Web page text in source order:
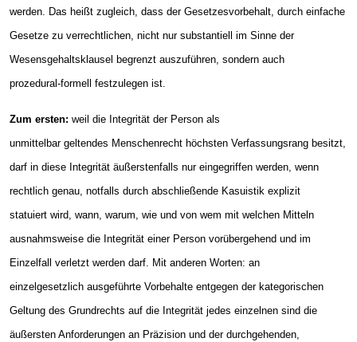
werden. Das heißt zugleich, dass der Gesetzesvorbehalt, durch einfache
Gesetze zu verrechtlichen, nicht nur substantiell im Sinne der
Wesensgehaltsklausel begrenzt auszuführen, sondern auch
prozedural-formell festzulegen ist.
Zum ersten: weil die Integrität der Person als
unmittelbar geltendes Menschenrecht höchsten Verfassungsrang besitzt,
darf in diese Integrität äußerstenfalls nur eingegriffen werden, wenn
rechtlich genau, notfalls durch abschließende Kasuistik explizit
statuiert wird, wann, warum, wie und von wem mit welchen Mitteln
ausnahmsweise die Integrität einer Person vorübergehend und im
Einzelfall verletzt werden darf. Mit anderen Worten: an
einzelgesetzlich ausgeführte Vorbehalte entgegen der kategorischen
Geltung des Grundrechts auf die Integrität jedes einzelnen sind die
äußersten Anforderungen an Präzision und der durchgehenden,